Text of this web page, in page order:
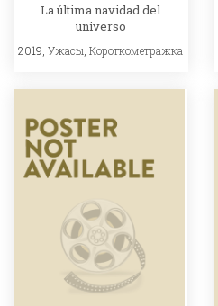
La última navidad del
universo
2019,Ужасы ,Короткометражка